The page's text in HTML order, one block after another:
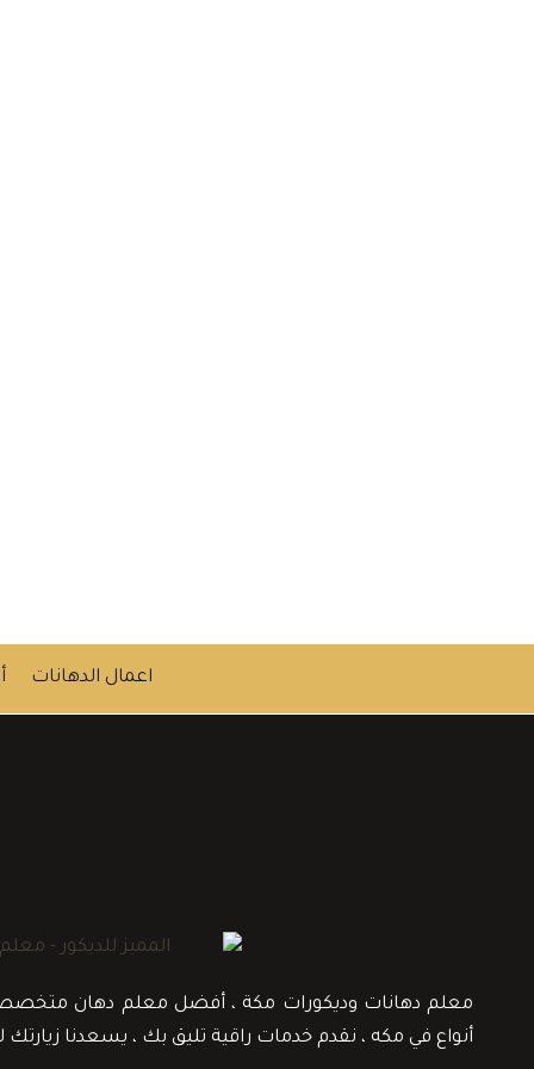
اعمال الدهانات
معلم دهانات وديكورات مكة ، أفضل معلم دهان متخصص في
أنواع في مكه ، نقدم خدمات راقية تليق بك ، يسعدنا زيارتك